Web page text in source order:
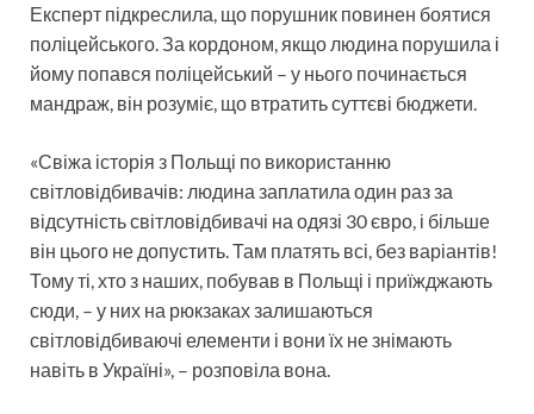
Експерт підкреслила, що порушник повинен боятися
поліцейського. За кордоном, якщо людина порушила і
йому попався поліцейський – у нього починається
мандраж, він розуміє, що втратить суттєві бюджети.
«Свіжа історія з Польщі по використанню
світловідбивачів: людина заплатила один раз за
відсутність світловідбивачі на одязі 30 євро, і більше
він цього не допустить. Там платять всі, без варіантів!
Тому ті, хто з наших, побував в Польщі і приїжджають
сюди, – у них на рюкзаках залишаються
світловідбиваючі елементи і вони їх не знімають
навіть в Україні», – розповіла вона.